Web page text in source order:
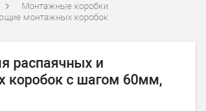
Монтажные коробки
монтажных коробок
распаячных и
коробок с шагом 60мм,